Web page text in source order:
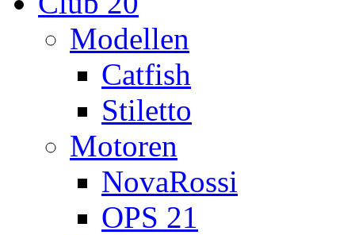
Modellen
Catfish
Stiletto
Motoren
NovaRossi
OPS 21